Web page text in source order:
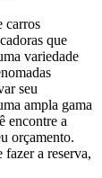
carros
que
variedade
seu
ampla gama
encontre a
orçamento.
a reserva,